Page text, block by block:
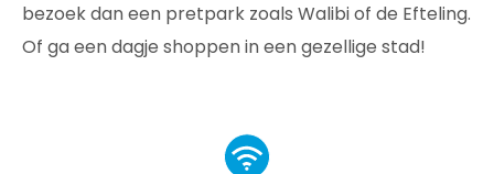
bezoek dan een pretpark zoals Walibi of de Efteling.
Of ga een dagje shoppen in een gezellige stad!